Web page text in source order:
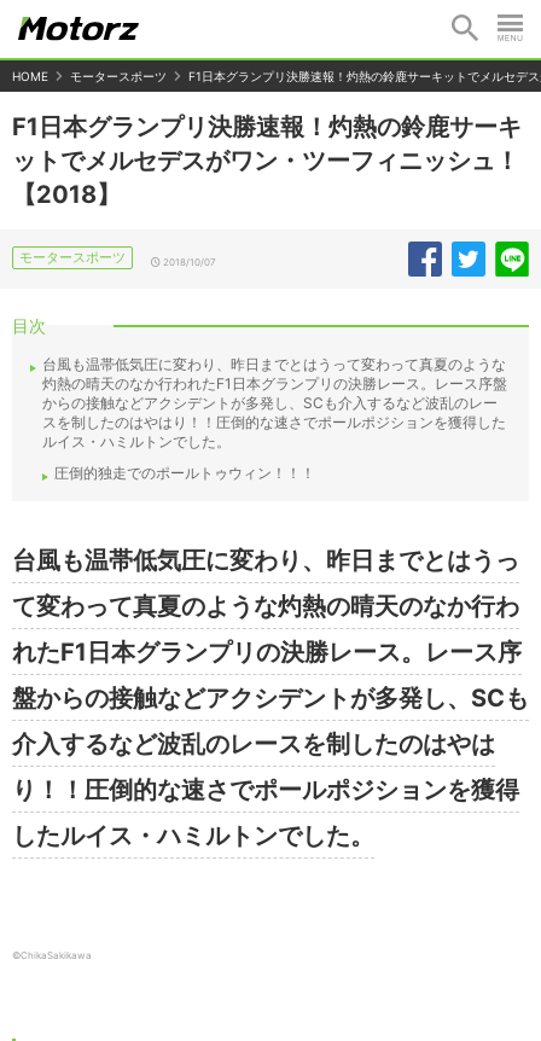
HOME モータースポーツ F1日本グランプリ決勝速報！灼熱の鈴鹿サーキットでメルセデ
F1日本グランプリ決勝速報！灼熱の鈴鹿サーキ
ットでメルセデスがワン・ツーフィニッシュ！
【2018】
モータースポーツ 2018/10/07
目次
台風も温帯低気圧に変わり、昨日までとはうって変わって真夏のような
灼熱の晴天のなか行われたF1日本グランプリの決勝レース。レース序盤
からの接触などアクシデントが多発し、SCも介入するなど波乱のレー
スを制したのはやはり！！圧倒的な速さでポールポジションを獲得した
ルイス・ハミルトンでした。
圧倒的独走でのポールトゥウィン！！！
台風も温帯低気圧に変わり、昨日までとはうっ
て変わって真夏のような灼熱の晴天のなか行わ
れたF1日本グランプリの決勝レース。レース序
盤からの接触などアクシデントが多発し、SCも
介入するなど波乱のレースを制したのはやは
り！！圧倒的な速さでポールポジションを獲得
したルイス・ハミルトンでした。
©ChikaSakikawa